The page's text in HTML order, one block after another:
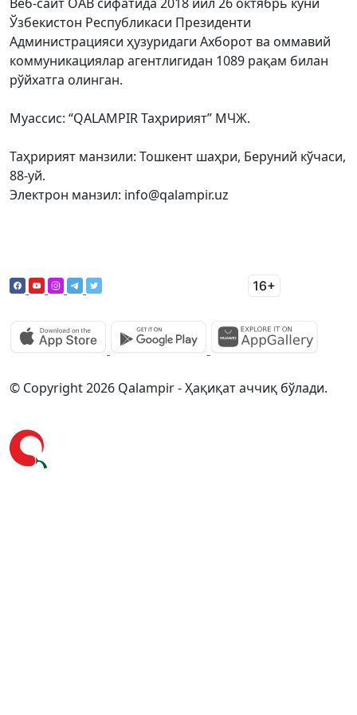
Ўзбекистон Республикаси Президенти
Администрацияси ҳузуридаги Ахборот ва оммавий
коммуникациялар агентлигидан 1089 рақам билан
рўйхатга олинган.
Муассис: “QALAMPIR Таҳририят” МЧЖ.
Таҳририят манзили: Тошкент шаҳри, Беруний кўчаси,
88-уй.
Электрон манзил: info@qalampir.uz
© Copyright 2026 Qalampir - Ҳақиқат аччиқ бўлади.